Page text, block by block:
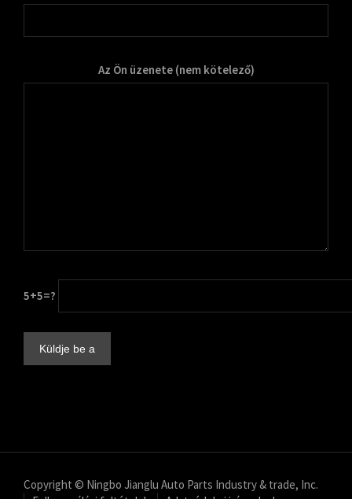
Az Ön üzenete (nem kötelező)
5+5=?
Copyright © Ningbo Jianglu Auto Parts Industry & trade, Inc.